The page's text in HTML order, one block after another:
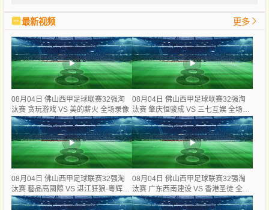
最新视频 更多
08月04日 佛山西甲足球联赛32强淘
汰赛 贪玩游戏 VS 美的薪火 全场录像
08月04日 佛山西甲足球联赛32强淘
汰赛 肇庆恒骏成 VS 三七互娱 全场录
像
08月04日 佛山西甲足球联赛32强淘
汰赛 藝品高國際 VS 湛江狂狼·粵辉能
源 全场录像
08月04日 佛山西甲足球联赛32强淘
汰赛 广东西南建设 VS 香港圣徒 全场
录像